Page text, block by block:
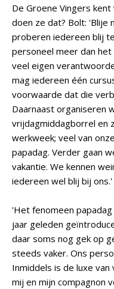
De Groene Vingers
doen ze dat? Bolt: 'Blije
proberen iedereen blij
personeel meer dan
veel eigen
mag iedereen één
voorwaarde dat die
Daarnaast organiseren
vrijdagmiddagborrel en
werkweek; veel van
papadag. Verder gaan
vakantie. We kennen
iedereen wel blij bij ons.'
'Het fenomeen
jaar geleden
daar soms nog gek op
steeds vaker. Ons
Inmiddels is de luxe
mij en mijn compagnon